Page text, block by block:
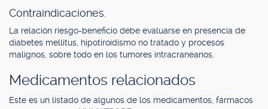
Contraindicaciones.
La relación riesgo-beneficio debe evaluarse en presencia de
diabetes mellitus, hipotiroidismo no tratado y procesos
malignos, sobre todo en los tumores intracraneanos.
Medicamentos relacionados
Este es un listado de algunos de los medicamentos, fármacos